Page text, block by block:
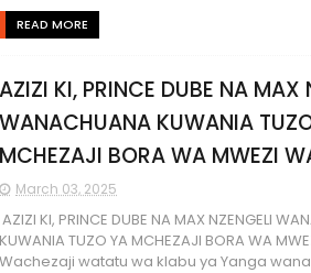
READ MORE
AZIZI KI, PRINCE DUBE NA MAX
WANACHUANA KUWANIA
MCHEZAJI BORA WA MWEZI
March 03, 2025
AZIZI KI, PRINCE DUBE NA MAX NZENGELI
KUWANIA TUZO YA MCHEZAJI BORA WA
Wachezaji watatu wa klabu ya Yanga